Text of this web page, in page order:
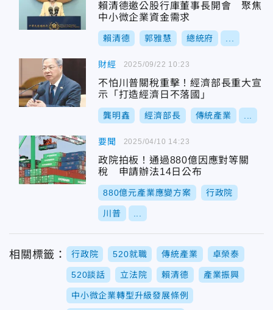
賴清德邀公股行庫董事長開會 聚焦
中小微企業資金需求
賴清德 郭雅慧 總統府
財經
不怕川普關稅重擊！經濟部長重大宣
示「打造經濟日不落國」
龔明鑫 經濟部長 傳統產業
2025/09/22 10:23
要聞
政院拍板！通過880億因應對等關
稅 申請辦法14日公布
880億元產業應變方案 行政院
川普
2025/04/10 14:23
相關標籤： 行政院 520就職 傳統產業 卓榮泰
520談話 立法院 賴清德 產業振興
中小微企業轉型升級發展條例